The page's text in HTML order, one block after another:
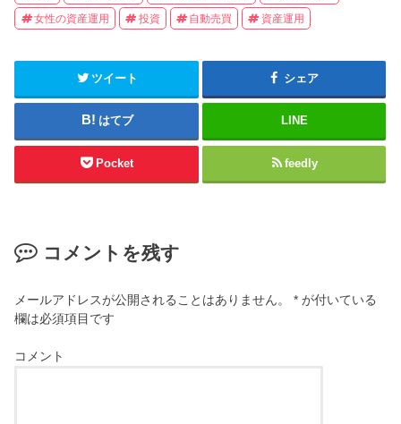
女性の資産運用 投資 自動売買 資産運用
ツイート シェア
はてブ LINE
Pocket feedly
コメントを残す
メールアドレスが公開されることはありません。 * が付いている
欄は必須項目です
コメント